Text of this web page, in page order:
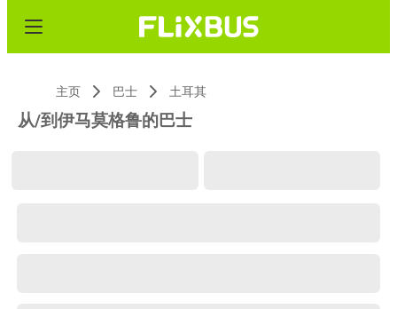
主页 巴士 土耳其
从/到伊马莫格鲁的巴士